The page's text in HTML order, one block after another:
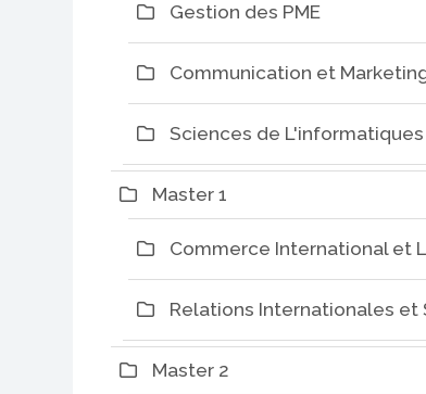
Gestion des PME
Communication et
Sciences de L'informatiques
Master 1
Commerce International et
Relations Internationales et
Master 2